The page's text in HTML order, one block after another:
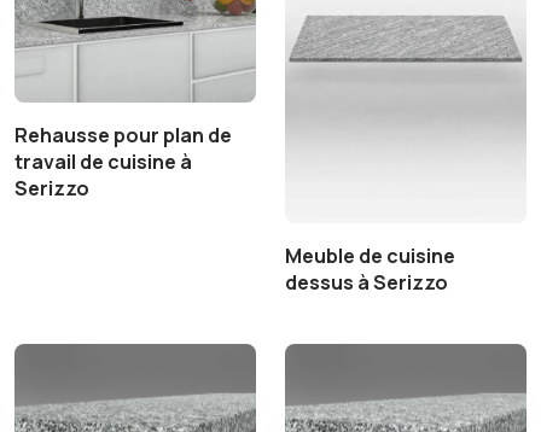
Rehausse pour plan de
travail de cuisine à
Serizzo
Meuble de cuisine
dessus à Serizzo